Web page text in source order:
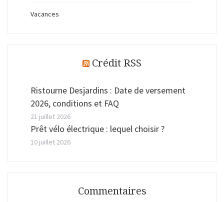
Vacances
Crédit RSS
Ristourne Desjardins : Date de versement
2026, conditions et FAQ
21 juillet 2026
Prêt vélo électrique : lequel choisir ?
10 juillet 2026
Commentaires